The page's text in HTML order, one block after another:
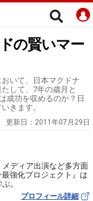
の賢いマー
いて、日本マクドナ
して、7年の歳月と
成功を収めるのか？日
きます。
更新日： 2011年07月29日
ディア出演など多方面
強化プロジェクト』は
。
プロフィール詳細